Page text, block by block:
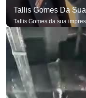
Tallis Gomes Da